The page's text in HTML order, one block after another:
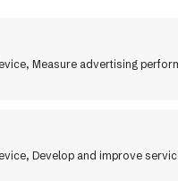
Measure advertising
Develop and improve
Dankzij
nu
acties,
partijen.